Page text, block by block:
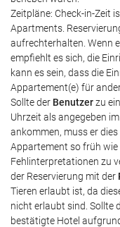
Zeitpläne: Check-in-Zeit
Apartments.
aufrechterhalten. Wenn
empfiehlt es sich, die
kann es sein, dass die
Appartement(e) für
Sollte der Benutzerzu
Uhrzeit als angegeben
ankommen, muss er dies
Appartement so früh
Fehlinterpretationen zu
der Reservierung mit der
Tieren erlaubt ist, da
nicht erlaubt sind. Sollte
bestätigte Hotel